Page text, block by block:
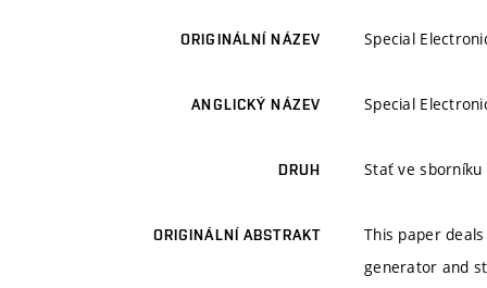
ORIGINÁLNÍ NÁZEV Special
ANGLICKÝ NÁZEV Special
DRUH Stať ve sborníku
ORIGINÁLNÍ ABSTRAKT
This paper
generator and